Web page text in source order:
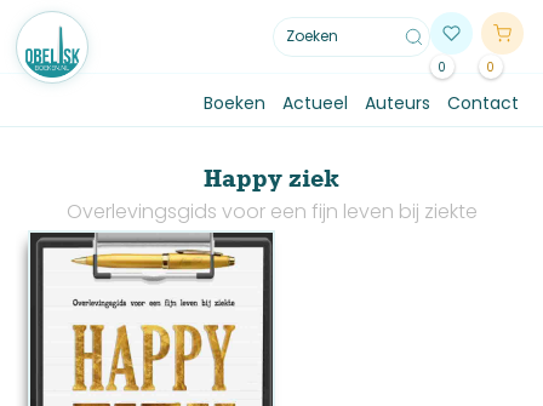
0 0
Boeken Actueel Auteurs Contact
Happy ziek
Overlevingsgids voor een fijn leven bij ziekte